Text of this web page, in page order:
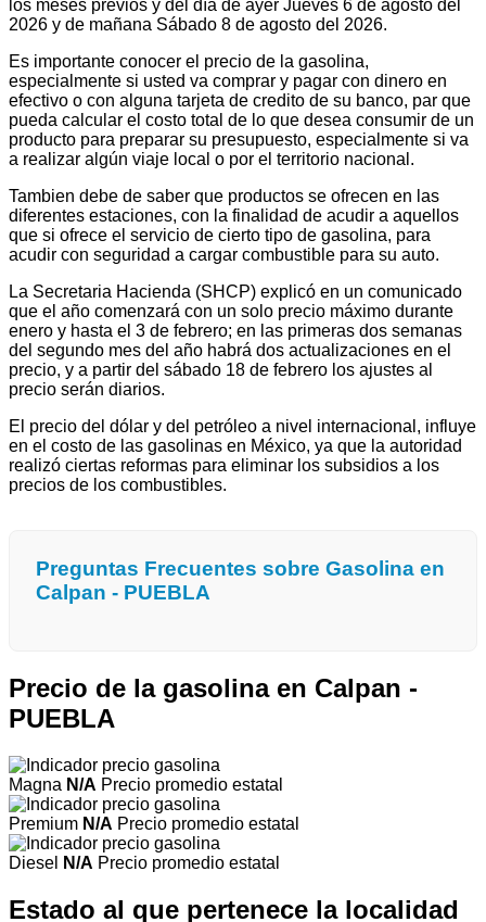
los meses previos y del día de ayer Jueves 6 de agosto del
2026 y de mañana Sábado 8 de agosto del 2026.
Es importante conocer el precio de la gasolina,
especialmente si usted va comprar y pagar con dinero en
efectivo o con alguna tarjeta de credito de su banco, par que
pueda calcular el costo total de lo que desea consumir de un
producto para preparar su presupuesto, especialmente si va
a realizar algún viaje local o por el territorio nacional.
Tambien debe de saber que productos se ofrecen en las
diferentes estaciones, con la finalidad de acudir a aquellos
que si ofrece el servicio de cierto tipo de gasolina, para
acudir con seguridad a cargar combustible para su auto.
La Secretaria Hacienda (SHCP) explicó en un comunicado
que el año comenzará con un solo precio máximo durante
enero y hasta el 3 de febrero; en las primeras dos semanas
del segundo mes del año habrá dos actualizaciones en el
precio, y a partir del sábado 18 de febrero los ajustes al
precio serán diarios.
El precio del dólar y del petróleo a nivel internacional, influye
en el costo de las gasolinas en México, ya que la autoridad
realizó ciertas reformas para eliminar los subsidios a los
precios de los combustibles.
Preguntas Frecuentes sobre Gasolina en
Calpan - PUEBLA
Precio de la gasolina en Calpan -
PUEBLA
Magna N/A Precio promedio estatal
Premium N/A Precio promedio estatal
Diesel N/A Precio promedio estatal
Estado al que pertenece la localidad